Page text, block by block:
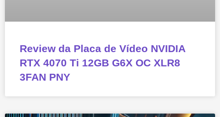
Review da Placa de Vídeo NVIDIA
RTX 4070 Ti 12GB G6X OC XLR8
3FAN PNY